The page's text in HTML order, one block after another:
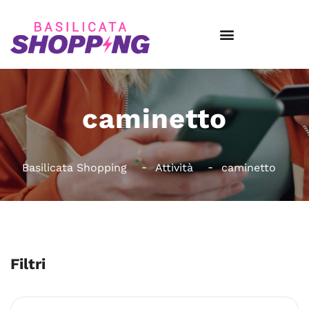
caminetto
Basilicata Shopping Attività caminetto
Filtri